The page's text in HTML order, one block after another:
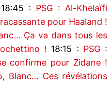
18:45 : PSG : Al-Khelaïfi
pour Haaland !
Ça va dans tous les
! 18:15 : PSG :
confirme pour Zidane !
Blanc... Ces révélations